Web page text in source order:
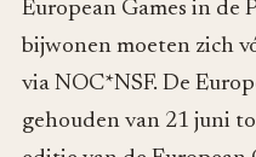
European Games in de
bijwonen moeten zich
via NOC*NSF. De
gehouden van 21 juni